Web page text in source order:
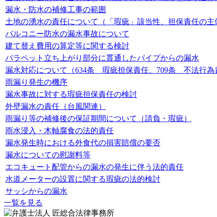
漏水・防水の補修工事の範囲
土地の湧水の責任について（「瑕疵」該当性、担保責任の主
バルコニー防水の漏水事故について
建て替え費用の算定等に関する検討
パラペット立ち上がり部分に貫通したパイプからの漏水
漏水対応について（634条 瑕疵担保責任、709条 不法行為
雨漏り発生の機序
漏水事故に対する瑕疵担保責任の検討
外壁漏水の責任（台風関連）
雨漏り等の補修後の保証期間について（請負・瑕疵）
雨水浸入・木軸腐食の法的責任
漏水発生時における外食代の損害賠償の要否
漏水についての慰謝料等
エコキュート配管からの漏水の発生に伴う法的責任
水道メーターの設置に関する瑕疵の法的検討
サッシからの漏水
一覧を見る